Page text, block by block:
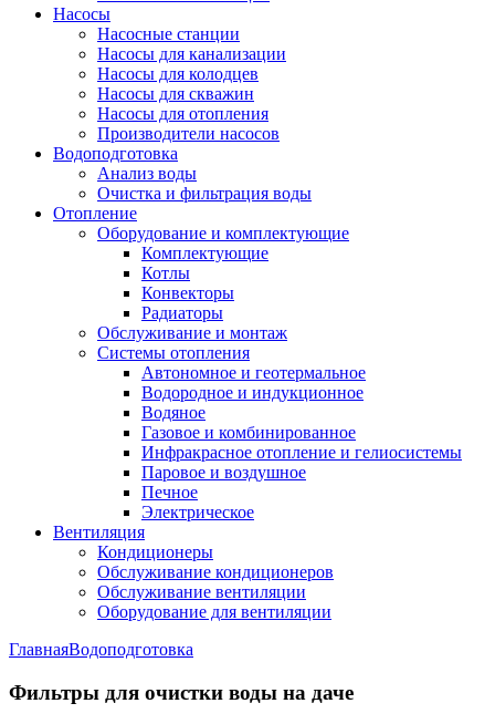
Насосы
Насосные станции
Насосы для канализации
Насосы для колодцев
Насосы для скважин
Насосы для отопления
Производители насосов
Водоподготовка
Анализ воды
Очистка и фильтрация воды
Отопление
Оборудование и комплектующие
Комплектующие
Котлы
Конвекторы
Радиаторы
Обслуживание и монтаж
Системы отопления
Автономное и геотермальное
Водородное и индукционное
Водяное
Газовое и комбинированное
Инфракрасное отопление и гелиосистемы
Паровое и воздушное
Печное
Электрическое
Вентиляция
Кондиционеры
Обслуживание кондиционеров
Обслуживание вентиляции
Оборудование для вентиляции
ГлавнаяВодоподготовка
Фильтры для очистки воды на даче